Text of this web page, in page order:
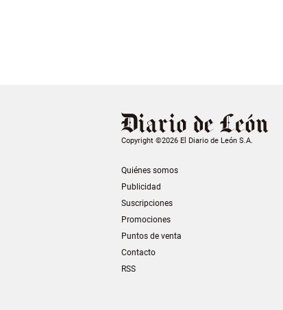
Copyright ©2026 El Diario de León S.A.
Quiénes somos
Publicidad
Suscripciones
Promociones
Puntos de venta
Contacto
RSS